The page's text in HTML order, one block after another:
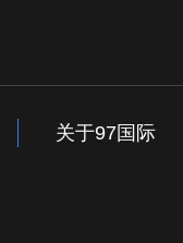
关于97国际